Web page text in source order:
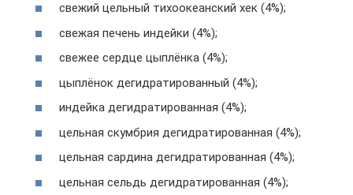
свежий цельный тихоокеанский хек (4%);
свежая печень индейки (4%);
свежее сердце цыплёнка (4%);
цыплёнок дегидратированный (4%);
индейка дегидратированная (4%);
цельная скумбрия дегидратированная (4%);
цельная сардина дегидратированная (4%);
цельная сельдь дегидратированная (4%);